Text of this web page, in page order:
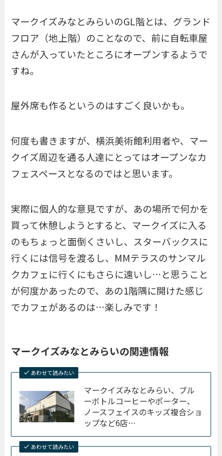
マークイズみなとみらいのGL階とは、グランド
フロア（地上階）のことなので、前に自転車屋
さんが入っていたところにオープンするようで
すね。
屋外席も作るというのはすごく良いかも。
何度も書きますが、横浜美術館利用者や、マー
クイズ周辺を通る人達にとってはオープンなカ
フェスペースとなるのではと思います。
実際に個人的な意見ですが、あの場所で何かを
買って休憩しようとすると、マークイズに入る
のもちょっと面倒くさいし、スターバックスに
行くには信号を渡るし、MMテラスのサンマル
クカフェに行くにもさらに遠いし…と思うこと
が何度かあったので、あの1階隅に開けた感じ
でカフェがあるのは…楽しみです！
マークイズみなとみらいの関連情報
あわせて読みたい
マークイズみなとみらい、ブル
ーボトルコーヒーやポーター、
ノースフェイスのキッズ複合ショ
ップなど6店…
あわせて読みたい